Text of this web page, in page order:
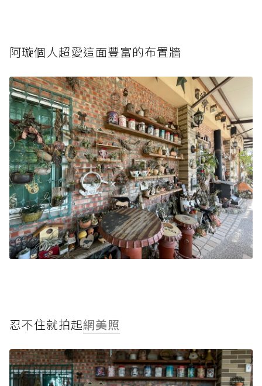
阿璇個人超愛這面豐富的布置牆
忍不住就拍起網美照